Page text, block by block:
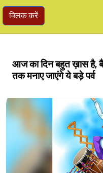
क्लिक करें
आज का दिन बहुत ख़ास
तक मनाए जाएंगे ये बड़े पर्व